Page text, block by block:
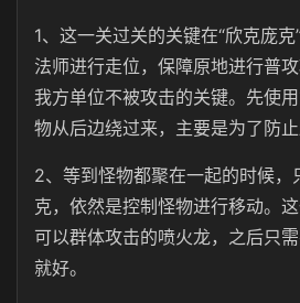
1、这一关过关的关键在“欣克庞
法师进行走位，保障原地进行普
我方单位不被攻击的关键。先使
物从后边绕过来，主要是为了防止
2、等到怪物都聚在一起的时候，
克，依然是控制怪物进行移动。
可以群体攻击的喷火龙，之后只
就好。